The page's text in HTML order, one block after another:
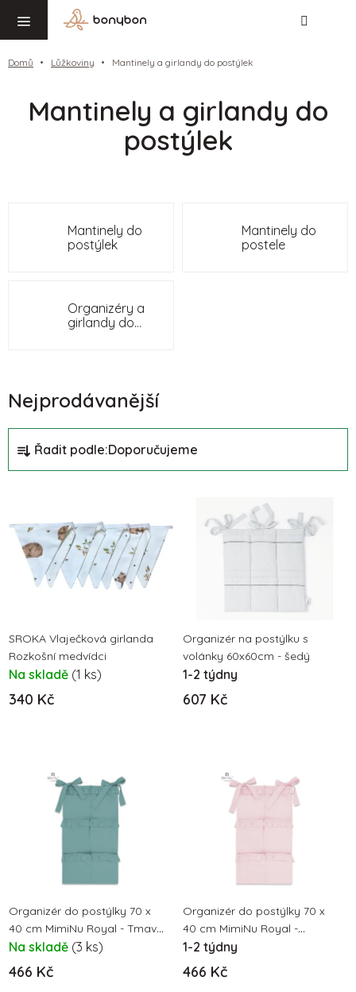
obsah
Domů Lůžkoviny Mantinely a girlandy do postýlek
Mantinely a girlandy do
postýlek
Mantinely do
postýlek
Mantinely do
postele
Organizéry a
girlandy do
Nejprodávanější
a
z
n
u
k
t
ů
Řadit podle:Doporučujeme
ý
p
o
d
u
k
SROKA Vlaječková girlanda
Rozkošní medvídci
Na skladě (1 ks)
340 Kč
Organizér na postýlku s
volánky 60x60cm - šedý
1-2 týdny
607 Kč
Organizér do postýlky 70 x
40 cm MimiNu Royal - Tmavě
mátová
Na skladě (3 ks)
466 Kč
Organizér do postýlky 70 x
40 cm MimiNu Royal -
Pudrově růžová
1-2 týdny
466 Kč